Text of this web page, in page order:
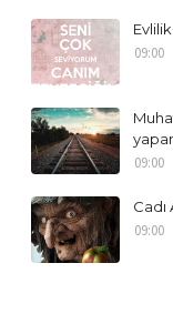
09:00
09:00
09:00